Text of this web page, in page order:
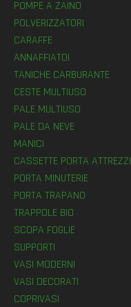
POMPE A ZAINO
POLVERIZZATORI
CARAFFE
ANNAFFIATOI
TANICHE CARBURANTE
CESTE MULTIUSO
PALE MULTIUSO
PALE DA NEVE
MANICI
CASSETTE PORTA ATTREZZI
PORTA MINUTERIE
PORTA TRAPANO
TRAPPOLE BIO
SCOPA FOGLIE
SUPPORTI
VASI MODERNI
VASI DECORATI
COPRIVASI